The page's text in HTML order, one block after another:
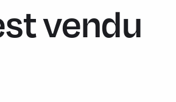
vendu